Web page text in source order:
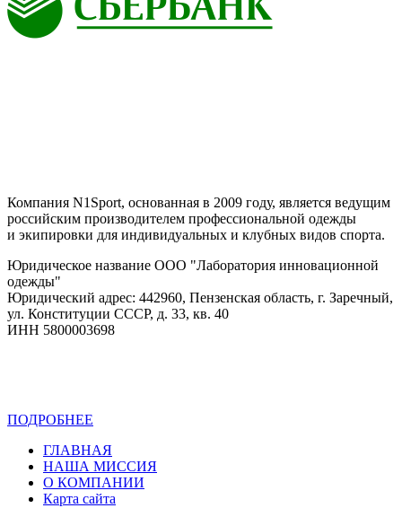
Компания N1Sport, основанная в 2009 году, является ведущим
российским производителем профессиональной одежды
и экипировки для индивидуальных и клубных видов спорта.
Юридическое название ООО "Лаборатория инновационной
одежды"
Юридический адрес: 442960, Пензенская область, г. Заречный,
ул. Конституции СССР, д. 33, кв. 40
ИНН 5800003698
ПОДРОБНЕЕ
ГЛАВНАЯ
НАША МИССИЯ
О КОМПАНИИ
Карта сайта